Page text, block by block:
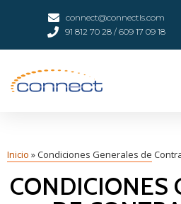
connect@connectls.com
91 812 70 28 / 609 17 09 18
Inicio »Condiciones Generales de
CONDICIONES